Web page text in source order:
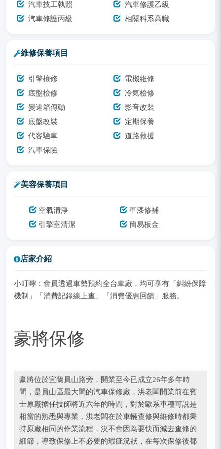
汽車技工執照
汽車修護乙級
汽車修護丙級
相關科系高職
維修保養項目
引擎檢修
電機維修
底盤檢修
冷氣檢修
變速箱傳動
影音改裝
底盤改裝
定期保養
代客驗車
道路救援
汽車保險
美容保養項目
空氣清淨
車漆修補
引擎室清潔
簡易板金
店家介紹
小叮嚀：會員透過車勢預約全台車廠，均可享有「糾紛保障
機制」「消費記錄線上查」「消費優惠回饋」服務。
豪將保修
豪將位於宜蘭員山路旁，開業至今已成立26年多年時
間，是員山區最大間的汽車保修廠，洪老闆開業前在賓
士原廠擔任技師將近六年的時間，對於歐系車種可說是
相當的熟悉與專業，洪老闆在於車輛查修與維修時都秉
持原廠相同的作業流程，決不會因為要快而減去查修的
細節，導致保修上不必要的瑕疵況狀，在每次保修後都